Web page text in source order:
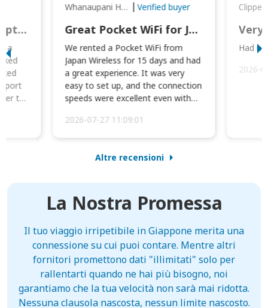
This was wonderful option to a family of four. Everything worked smoothly.
a
to
Whanaupani Henry Joseph Macown Verified buyer
Great Pocket WiFi for Japan Travel
We rented a Pocket WiFi from
Japan Wireless for 15 days and had
a great experience. It was very
easy to set up, and the connection
speeds were excellent even with
2026-07-27 11:09:01
Very
Had
2026-
Altre recensioni
La Nostra Promessa
Il tuo viaggio irripetibile in Giappone merita una
connessione su cui puoi contare. Mentre altri
fornitori promettono dati "illimitati" solo per
rallentarti quando ne hai più bisogno, noi
garantiamo che la tua velocità non sarà mai ridotta.
Nessuna clausola nascosta, nessun limite nascosto.